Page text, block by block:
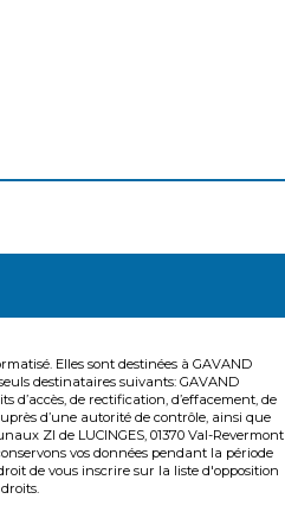
Elles sont destinées à GAVAND
destinataires suivants: GAVAND
d’accès, de rectification, d’effacement, de
d’une autorité de contrôle, ainsi que
ZI de LUCINGES, 01370 Val-Revermont
vos données pendant la période
de vous inscrire sur la liste d'opposition